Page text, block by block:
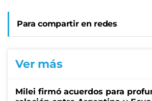
Para compartir en redes
Ver más
Milei firmó acuerdos para